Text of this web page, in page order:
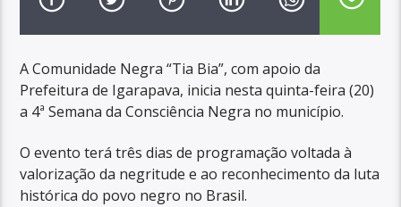
A Comunidade Negra “Tia Bia”, com apoio da
Prefeitura de Igarapava, inicia nesta quinta-feira (20)
a 4ª Semana da Consciência Negra no município.
O evento terá três dias de programação voltada à
valorização da negritude e ao reconhecimento da luta
histórica do povo negro no Brasil.